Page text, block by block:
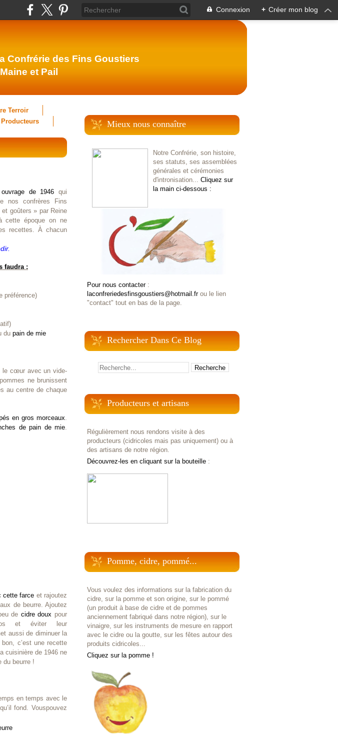
Connexion + Créer mon blog
Confrérie des Fins Goustiers
et Pail
Terroir
Producteurs
de 1946 qui
nos confrères Fins
goûters » par Reine
cette époque on ne
recettes. À chacun
faudra :
préférence)
du pain de mie
le cœur avec un vide-
ne brunissent
au centre de chaque
en gros morceaux.
de pain de mie.
cette farce et rajoutez
de beurre. Ajoutez
de cidre doux pour
et éviter leur
aussi de diminuer la
c’est une recette
cuisinière de 1946 ne
du beurre !
en temps avec le
fond. Vouspouvez
Mieux nous connaître
Notre Confrérie, son histoire,
ses statuts, ses assemblées
générales et cérémonies
d'intronisation... Cliquez sur
la main ci-dessous :
Pour nous contacter:
laconfreriedesfinsgoustiers@hotmail.frou le lien
"contact" tout en bas de la page.
Rechercher Dans Ce Blog
Producteurs et artisans
Régulièrement nous rendons visite à des
producteurs (cidricoles mais pas uniquement) ou à
des artisans de notre région.
Découvrez-les en cliquant sur la bouteille :
Pomme, cidre, pommé...
Vous voulez des informations sur la fabrication du
cidre, sur la pomme et son origine, sur le pommé
(un produit à base de cidre et de pommes
anciennement fabriqué dans notre région), sur le
vinaigre, sur les instruments de mesure en rapport
avec le cidre ou la goutte, sur les fêtes autour des
produits cidricoles...
Cliquez sur la pomme !